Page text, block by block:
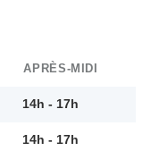
APRÈS-MIDI
14h - 17h
14h - 17h